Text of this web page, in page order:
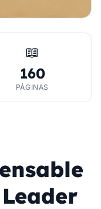
📖
160
PÁGINAS